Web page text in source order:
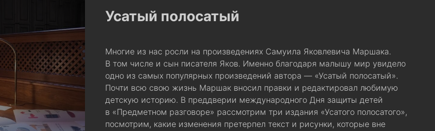
Усатый полосатый
Многие из нас росли на произведениях Самуила Яковлевича Маршака.
В том числе и сын писателя Яков. Именно благодаря малышу мир увидело
одно из самых популярных произведений автора — «Усатый полосатый».
Почти всю свою жизнь Маршак вносил правки и редактировал любимую
детскую историю. В преддверии международного Дня защиты детей
в «Предметном разговоре» рассмотрим три издания «Усатого полосатого»,
посмотрим, какие изменения претерпел текст и рисунки, которые вне